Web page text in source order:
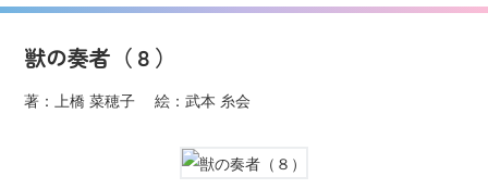
獣の奏者（８）
著：上橋 菜穂子 絵：武本 糸会